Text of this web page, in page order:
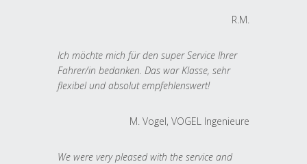
R.M.
Ich möchte mich für den super Service Ihrer
Fahrer/in bedanken. Das war Klasse, sehr
flexibel und absolut empfehlenswert!
M. Vogel, VOGEL Ingenieure
We were very pleased with the service and